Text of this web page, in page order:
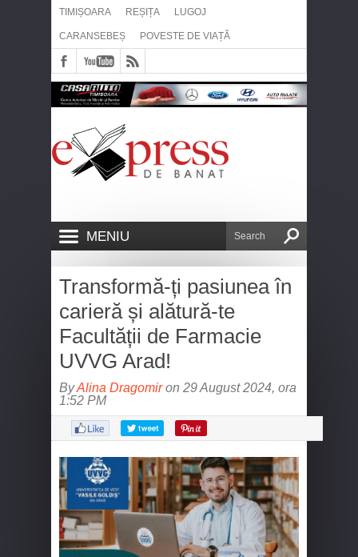
TIMIȘOARA REȘIȚA LUGOJ
CARANSEBEȘ POVESTE DE VIAȚĂ
MENIU
Transformă-ți pasiunea în
carieră și alătură-te
Facultății de Farmacie
UVVG Arad!
ByAlina Dragomiron 29 August 2024, ora
1:52 PM